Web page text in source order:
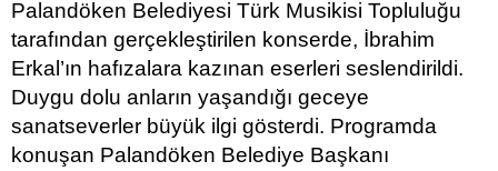
Palandöken Belediyesi Türk Musikisi Topluluğu
tarafından gerçekleştirilen konserde, İbrahim
Erkal’ın hafızalara kazınan eserleri seslendirildi.
Duygu dolu anların yaşandığı geceye
sanatseverler büyük ilgi gösterdi. Programda
konuşan Palandöken Belediye Başkanı